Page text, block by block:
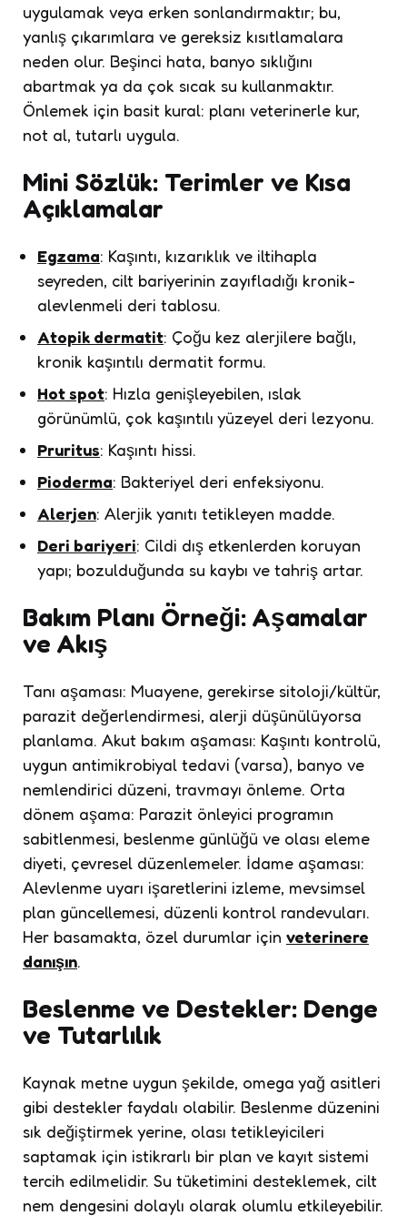
uygulamak veya erken sonlandırmaktır; bu,
yanlış çıkarımlara ve gereksiz kısıtlamalara
neden olur. Beşinci hata, banyo sıklığını
abartmak ya da çok sıcak su kullanmaktır.
Önlemek için basit kural: planı veterinerle kur,
not al, tutarlı uygula.
Mini Sözlük: Terimler ve Kısa
Açıklamalar
Egzama: Kaşıntı, kızarıklık ve iltihapla
seyreden, cilt bariyerinin zayıfladığı kronik-
alevlenmeli deri tablosu.
Atopik dermatit: Çoğu kez alerjilere bağlı,
kronik kaşıntılı dermatit formu.
Hot spot: Hızla genişleyebilen, ıslak
görünümlü, çok kaşıntılı yüzeyel deri lezyonu.
Pruritus: Kaşıntı hissi.
Pioderma: Bakteriyel deri enfeksiyonu.
Alerjen: Alerjik yanıtı tetikleyen madde.
Deri bariyeri: Cildi dış etkenlerden koruyan
yapı; bozulduğunda su kaybı ve tahriş artar.
Bakım Planı Örneği: Aşamalar
ve Akış
Tanı aşaması: Muayene, gerekirse sitoloji/kültür,
parazit değerlendirmesi, alerji düşünülüyorsa
planlama. Akut bakım aşaması: Kaşıntı kontrolü,
uygun antimikrobiyal tedavi (varsa), banyo ve
nemlendirici düzeni, travmayı önleme. Orta
dönem aşama: Parazit önleyici programın
sabitlenmesi, beslenme günlüğü ve olası eleme
diyeti, çevresel düzenlemeler. İdame aşaması:
Alevlenme uyarı işaretlerini izleme, mevsimsel
plan güncellemesi, düzenli kontrol randevuları.
Her basamakta, özel durumlar için veterinere
danışın.
Beslenme ve Destekler: Denge
ve Tutarlılık
Kaynak metne uygun şekilde, omega yağ asitleri
gibi destekler faydalı olabilir. Beslenme düzenini
sık değiştirmek yerine, olası tetikleyicileri
saptamak için istikrarlı bir plan ve kayıt sistemi
tercih edilmelidir. Su tüketimini desteklemek, cilt
nem dengesini dolaylı olarak olumlu etkileyebilir.